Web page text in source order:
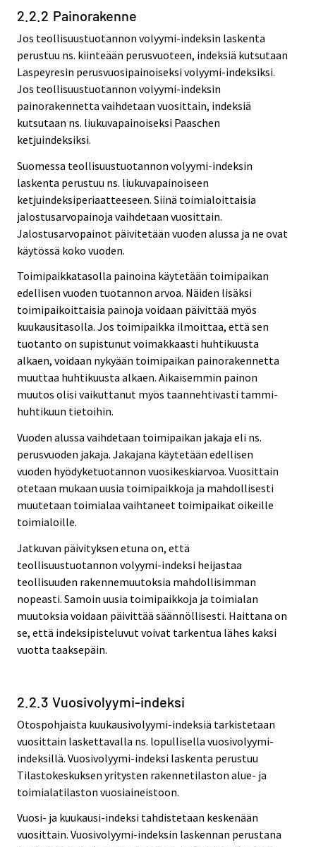
2.2.2 Painorakenne
Jos teollisuustuotannon volyymi-indeksin laskenta
perustuu ns. kiinteään perusvuoteen, indeksiä kutsutaan
Laspeyresin perusvuosipainoiseksi volyymi-indeksiksi.
Jos teollisuustuotannon volyymi-indeksin
painorakennetta vaihdetaan vuosittain, indeksiä
kutsutaan ns. liukuvapainoiseksi Paaschen
ketjuindeksiksi.
Suomessa teollisuustuotannon volyymi-indeksin
laskenta perustuu ns. liukuvapainoiseen
ketjuindeksiperiaatteeseen. Siinä toimialoittaisia
jalostusarvopainoja vaihdetaan vuosittain.
Jalostusarvopainot päivitetään vuoden alussa ja ne ovat
käytössä koko vuoden.
Toimipaikkatasolla painoina käytetään toimipaikan
edellisen vuoden tuotannon arvoa. Näiden lisäksi
toimipaikoittaisia painoja voidaan päivittää myös
kuukausitasolla. Jos toimipaikka ilmoittaa, että sen
tuotanto on supistunut voimakkaasti huhtikuusta
alkaen, voidaan nykyään toimipaikan painorakennetta
muuttaa huhtikuusta alkaen. Aikaisemmin painon
muutos olisi vaikuttanut myös taannehtivasti tammi-
huhtikuun tietoihin.
Vuoden alussa vaihdetaan toimipaikan jakaja eli ns.
perusvuoden jakaja. Jakajana käytetään edellisen
vuoden hyödyketuotannon vuosikeskiarvoa. Vuosittain
otetaan mukaan uusia toimipaikkoja ja mahdollisesti
muutetaan toimialaa vaihtaneet toimipaikat oikeille
toimialoille.
Jatkuvan päivityksen etuna on, että
teollisuustuotannon volyymi-indeksi heijastaa
teollisuuden rakennemuutoksia mahdollisimman
nopeasti. Samoin uusia toimipaikkoja ja toimialan
muutoksia voidaan päivittää säännöllisesti. Haittana on
se, että indeksipisteluvut voivat tarkentua lähes kaksi
vuotta taaksepäin.
2.2.3 Vuosivolyymi-indeksi
Otospohjaista kuukausivolyymi-indeksiä tarkistetaan
vuosittain laskettavalla ns. lopullisella vuosivolyymi-
indeksillä. Vuosivolyymi-indeksi laskenta perustuu
Tilastokeskuksen yritysten rakennetilaston alue- ja
toimialatilaston vuosiaineistoon.
Vuosi- ja kuukausi-indeksi tahdistetaan keskenään
vuosittain. Vuosivolyymi-indeksin laskennan perustana